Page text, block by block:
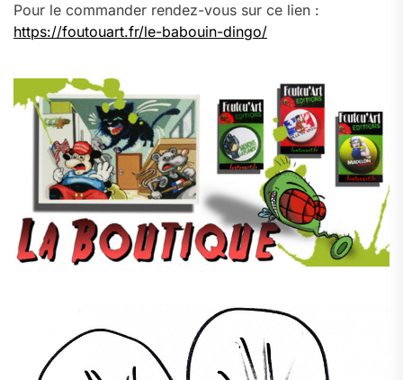
Pour le commander rendez-vous sur ce lien :
https://foutouart.fr/le-babouin-dingo/